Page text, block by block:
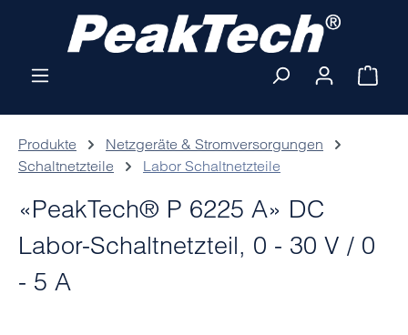
Zum Hauptinhalt springen
Produkte
Netzgeräte & Stromversorgungen
Schaltnetzteile
Labor Schaltnetzteile
«PeakTech® P 6225 A» DC
Labor-Schaltnetzteil, 0 - 30 V / 0
- 5 A